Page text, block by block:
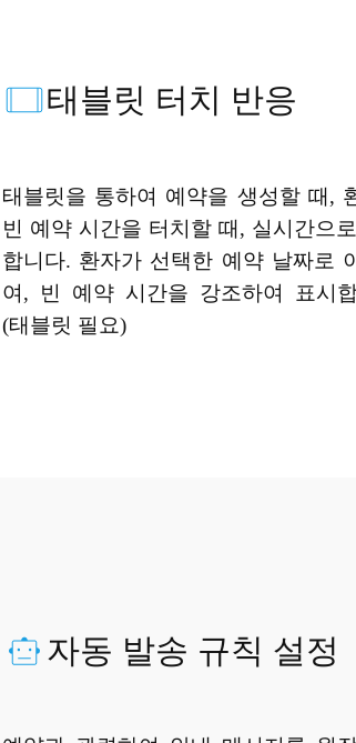
태블릿 터치 반응
태블릿을 통하여 예약을 생성할 때,
빈 예약 시간을 터치할 때, 실시간으
합니다. 환자가 선택한 예약 날짜로
여, 빈 예약 시간을 강조하여 표시
(태블릿 필요)
자동 발송 규칙 설정